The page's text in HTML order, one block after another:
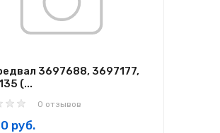
3697688, 3697177,
(...
0 отзывов
руб.